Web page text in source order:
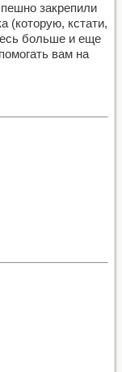
закрепили
(которую, кстати,
больше и еще
вам на